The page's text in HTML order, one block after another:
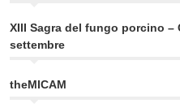
XIII Sagra del fungo porcino –
settembre
theMICAM